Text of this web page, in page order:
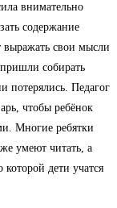
внимательно
содержание
выражать свои мысли
собирать
потерялись. Педагог
чтобы ребёнок
Многие ребятки
умеют читать, а
дети учатся